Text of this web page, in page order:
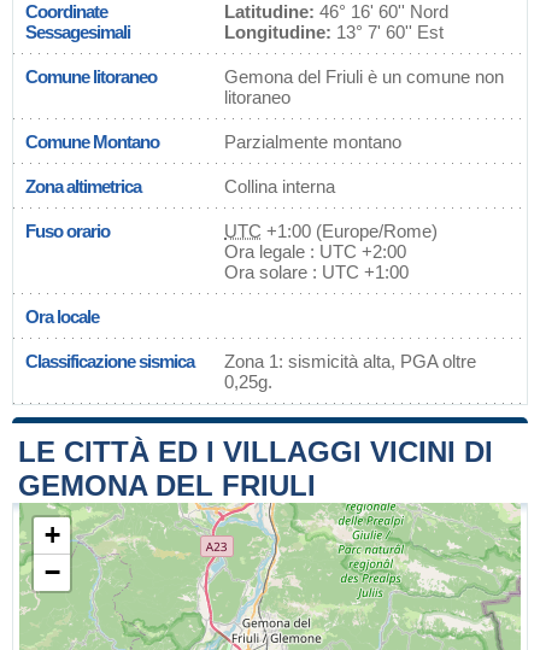
Coordinate
Sessagesimali
Latitudine: 46° 16' 60'' Nord
Longitudine: 13° 7' 60'' Est
Comune litoraneo
Gemona del Friuli è un comune non
litoraneo
Comune Montano Parzialmente montano
Zona altimetrica Collina interna
Fuso orario UTC +1:00 (Europe/Rome)
Ora legale : UTC +2:00
Ora solare : UTC +1:00
Ora locale
Classificazione sismica
Zona 1: sismicità alta, PGA oltre
0,25g.
LE CITTÀ ED I VILLAGGI VICINI DI
GEMONA DEL FRIULI
+
−